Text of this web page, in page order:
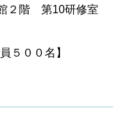
２階 第10研修室
５００名】